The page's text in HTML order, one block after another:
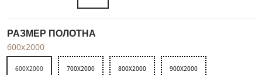
РАЗМЕР ПОЛОТНА
600x2000
600X2000 700X2000 800X2000 900X2000